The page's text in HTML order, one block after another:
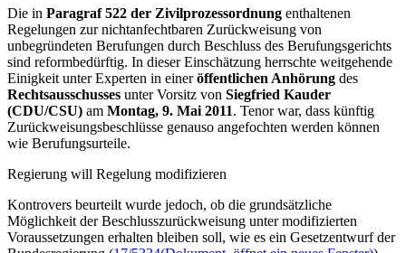
Die in Paragraf 522 der Zivilprozessordnung enthaltenen
Regelungen zur nichtanfechtbaren Zurückweisung von
unbegründeten Berufungen durch Beschluss des Berufungsgerichts
sind reformbedürftig. In dieser Einschätzung herrschte weitgehende
Einigkeit unter Experten in eineröffentlichen Anhörung des
Rechtsausschusses unter Vorsitz von Siegfried Kauder
(CDU/CSU) am Montag, 9. Mai 2011. Tenor war, dass künftig
Zurückweisungsbeschlüsse genauso angefochten werden können
wie Berufungsurteile.
Regierung will Regelung modifizieren
Kontrovers beurteilt wurde jedoch, ob die grundsätzliche
Möglichkeit der Beschlusszurückweisung unter modifizierten
Voraussetzungen erhalten bleiben soll, wie es ein Gesetzentwurf der